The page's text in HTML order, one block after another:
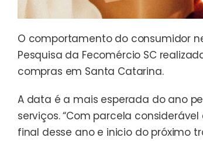
O comportamento do consumidor
Pesquisa da Fecomércio SC
compras em Santa Catarina.
A data é a mais esperada do ano
serviços. “Com parcela
final desse ano e inicio do próximo